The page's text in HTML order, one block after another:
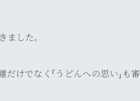
した。
けでなく「うどんへの思い」も審